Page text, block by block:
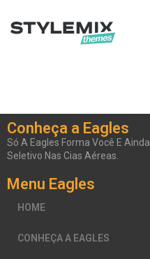
Conheça a Eagles
Só A Eagles Forma Você E Ainda
Seletivo Nas Cias Aéreas.
Menu Eagles
HOME
CONHEÇA A EAGLES